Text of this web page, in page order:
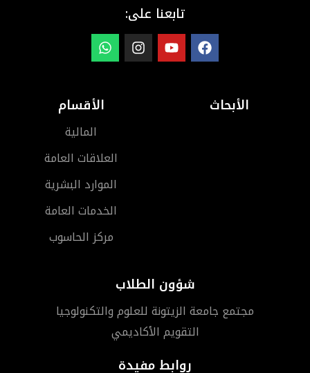
تابعنا على:
الأبحاث الأقسام
المالية
العلاقات العامة
الموارد البشرية
الخدمات العامة
مركز الحاسوب
شؤون الطلاب
مجتمع جامعة الزيتونة للعلوم والتكنولوجيا
التقويم الأكاديمي
روابط مفيدة